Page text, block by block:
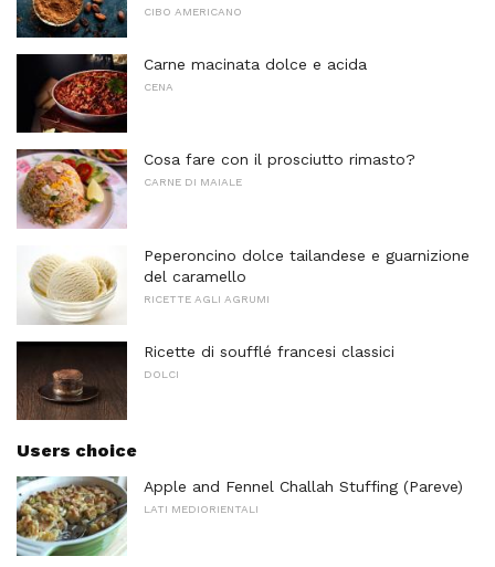
CIBO AMERICANO
Carne macinata dolce e acida
CENA
Cosa fare con il prosciutto rimasto?
CARNE DI MAIALE
Peperoncino dolce tailandese e guarnizione
del caramello
RICETTE AGLI AGRUMI
Ricette di soufflé francesi classici
DOLCI
Users choice
Apple and Fennel Challah Stuffing (Pareve)
LATI MEDIORIENTALI